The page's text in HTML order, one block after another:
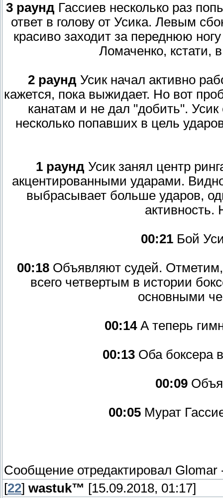
3 раунд Гассиев несколько раз
ответ в голову от Усика. Левым
красиво заходит за переднюю
Ломаченко, кстати,
2 раунд Усик начал активно
кажется, пока выжидает. Но вот
канатам и не дал "добить".
несколько попавших в цель
1 раунд Усик занял центр
акцентированными ударами.
выбрасывает больше ударов,
активность.
00:21 Бой
00:18 Объявляют судей. Отметим,
всего четвертым в истории
основными
00:14А теперь
00:13 Оба боксера
00:09
00:05 Мурат
Сообщение отредактировал Glomar
[22] wastuk™ [15.09.2018, 01:17]